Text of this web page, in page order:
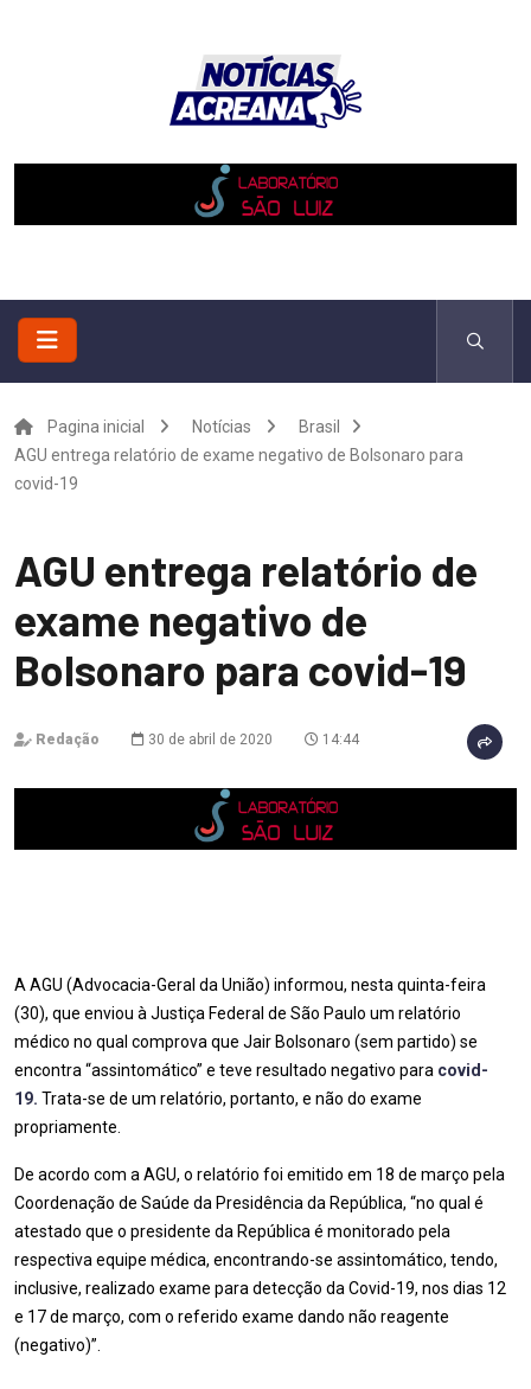
Pagina inicial Notícias
Brasil
AGU entrega relatório de exame negativo de Bolsonaro para
covid-19
AGU entrega relatório de
exame negativo de
Bolsonaro para covid-19
Redação 30 de abril de 2020 14:44
A AGU (Advocacia-Geral da União) informou, nesta quinta-feira
(30), que enviou à Justiça Federal de São Paulo um relatório
médico no qual comprova que Jair Bolsonaro (sem partido) se
encontra “assintomático” e teve resultado negativo para covid-
19. Trata-se de um relatório, portanto, e não do exame
propriamente.
De acordo com a AGU, o relatório foi emitido em 18 de março pela
Coordenação de Saúde da Presidência da República, “no qual é
atestado que o presidente da República é monitorado pela
respectiva equipe médica, encontrando-se assintomático, tendo,
inclusive, realizado exame para detecção da Covid-19, nos dias 12
e 17 de março, com o referido exame dando não reagente
(negativo)”.